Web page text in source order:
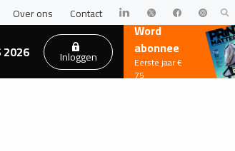
Over ons Contact
2026 Inloggen
Word
abonnee
Eerste jaar €
75